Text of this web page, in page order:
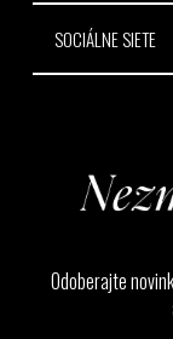
SOCIÁLNE SIETE
Odoberajte